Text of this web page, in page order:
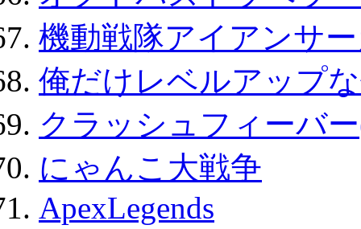
機動戦隊アイアンサ
俺だけレベルアップ
クラッシュフィーバ
にゃんこ大戦争
ApexLegends